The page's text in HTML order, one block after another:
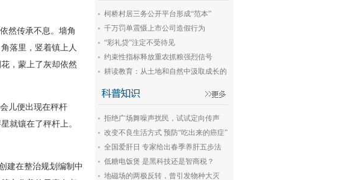
然传承不息。墙角
落里，竖着镇上人
，蒙上了灰却依然
儿便出现在秤杆
就镶在了秤杆上。
建在整治规划编制中
柯桥村居三务公开平台形成“范本”
千万罚单震慑上市公司造假行为
“彩礼贷”注定不受待见
约束性指标释放重农抓粮强烈信号
耕读教育：从土地和自然中汲取成长的
拒绝广场舞噪声扰民，试试定向传声
改变不良生活方式 预防“吃出来的癌症”
全国爱肝日 专家给出春季养肝五步法
低糖电饭煲 是黑科技还是智商税？
地磁场的两极反转，曾引发物种大灭